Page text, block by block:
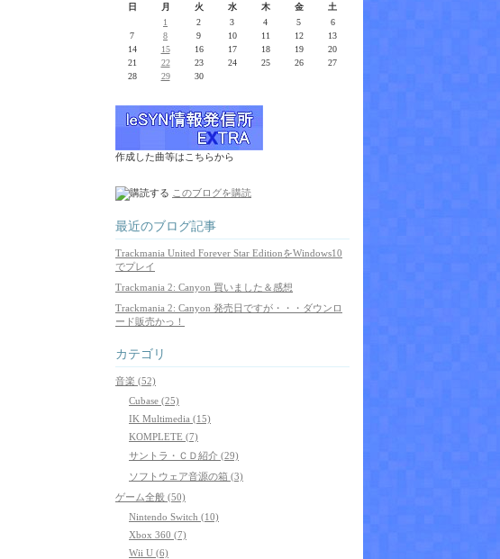
日 月 火 水 木 金
土
1
2 3 4 5
6
7
8 9 10 11 12
13
14
15 16 17 18 19
20
21
22 23 24 25 26
27
28
29 30
作成した曲等はこちらから
このブログを購読
最近のブログ記事
Trackmania United Forever Star EditionをWindows10
でプレイ
Trackmania 2: Canyon 買いました＆感想
Trackmania 2: Canyon 発売日ですが・・・ダウンロ
ード販売かっ！
カテゴリ
音楽 (52)
Cubase (25)
IK Multimedia (15)
KOMPLETE (7)
サントラ・ＣＤ紹介 (29)
ソフトウェア音源の箱 (3)
ゲーム全般 (50)
Nintendo Switch (10)
Xbox 360 (7)
Wii U (6)